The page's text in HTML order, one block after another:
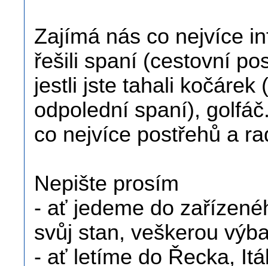
Zajímá nás co nejvíce
řešili spaní (cestovní
jestli jste tahali kočárek
odpolední spaní),
co nejvíce postřehů a
Nepište prosím
- ať jedeme do
svůj stan, veškerou
- ať letíme do Řecka,